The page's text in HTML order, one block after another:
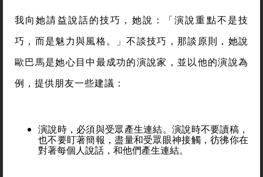
我向她請益說話的技巧，她說：「演說重點不是技
巧，而是魅力與風格。」不談技巧，那談原則，她說
歐巴馬是她心目中最成功的演說家，並以他的演說為
例，提供朋友一些建議：
演說時，必須與受眾產生連結。演說時不要讀稿，
也不要盯著簡報，盡量和受眾眼神接觸，彷彿你在
對著每個人說話，和他們產生連結。